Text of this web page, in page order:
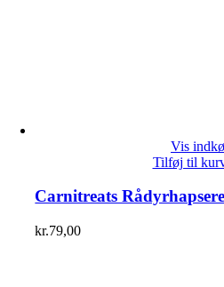
Vis
Tilføj til
Carnitreats
kr.79,00